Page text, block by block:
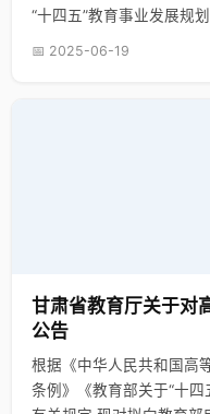
“十四五”教育事业发展规
📅 2025-06-19
甘肃省教育厅关于对
公告
根据《中华人民共和国高
条例》《教育部关于“十